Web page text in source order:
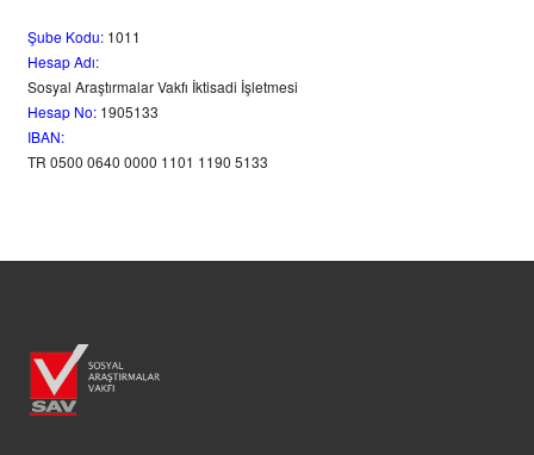
Şube Kodu: 1011
Hesap Adı:
Sosyal Araştırmalar Vakfı İktisadi İşletmesi
Hesap No: 1905133
IBAN:
TR 0500 0640 0000 1101 1190 5133